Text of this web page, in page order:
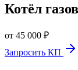
Котёл
от 45 000 ₽
Запросить КП